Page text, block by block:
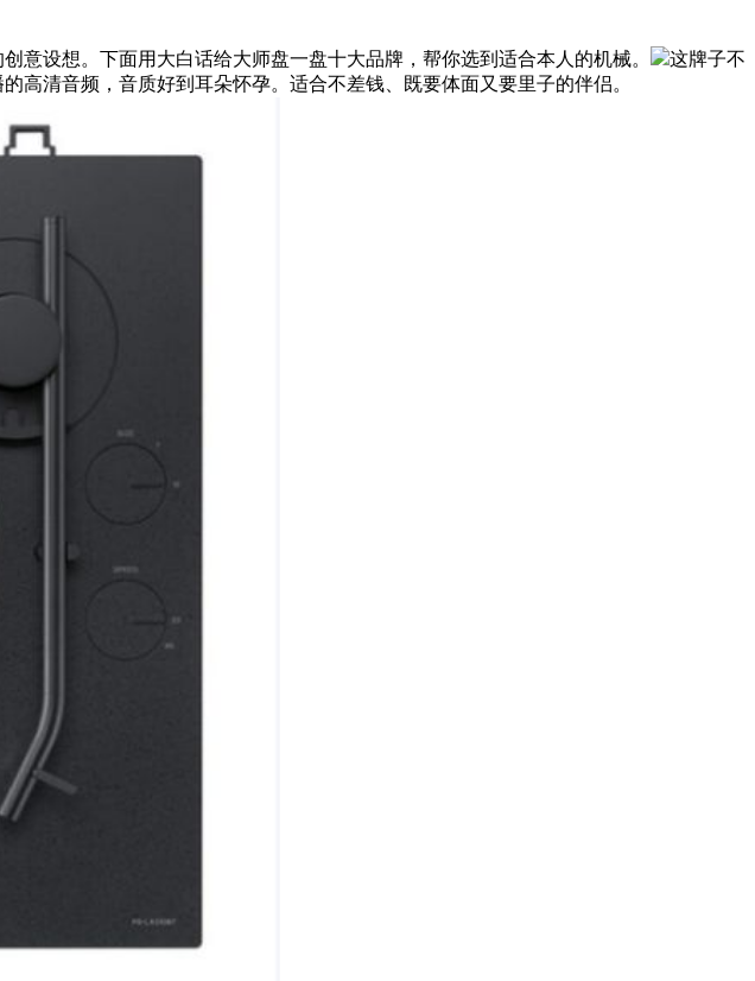
设想。下面用大白话给大师盘一盘十大品牌，帮你选到适合本人的机械。
这牌子不
清音频，音质好到耳朵怀孕。适合不差钱、既要体面又要里子的伴侣。